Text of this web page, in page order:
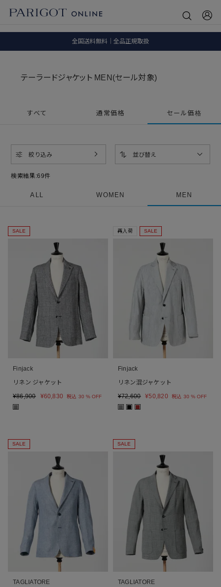
全国送料無料｜全品正規取扱
テーラードジャケット MEN(セール対象)
すべて 通常価格 セール価格
検索結果:69件
絞り込み 並び替え
ALL WOMEN MEN
SALE
Finjack
リネン ジャケット
¥86,900 ¥60,830 税込 30 % OFF
再入荷 SALE
Finjack
リネン混ジャケット
¥72,600 ¥50,820 税込 30 % OFF
SALE
TAGLIATORE
SALE
TAGLIATORE